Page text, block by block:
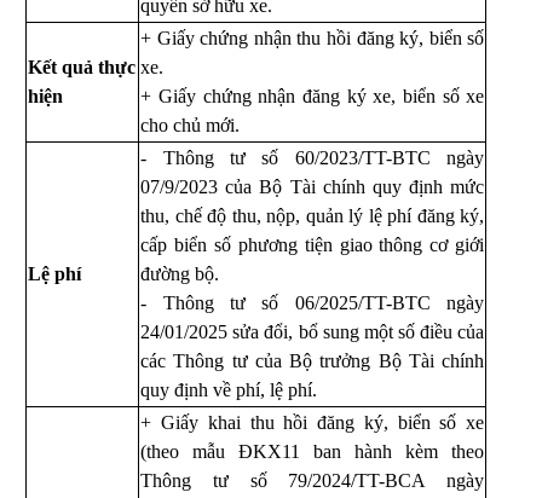
quyền sở hữu xe.
Kết quả thực
hiện
+ Giấy chứng nhận thu hồi đăng ký, biển số
xe.
+ Giấy chứng nhận đăng ký xe, biển số xe
cho chủ mới.
Lệ phí
- Thông tư số 60/2023/TT-BTC ngày
07/9/2023 của Bộ Tài chính quy định mức
thu, chế độ thu, nộp, quản lý lệ phí đăng ký,
cấp biển số phương tiện giao thông cơ giới
đường bộ.
- Thông tư số 06/2025/TT-BTC ngày
24/01/2025 sửa đổi, bổ sung một số điều của
các Thông tư của Bộ trưởng Bộ Tài chính
quy định về phí, lệ phí.
+ Giấy khai thu hồi đăng ký, biển số xe
(theo mẫu ĐKX11 ban hành kèm theo
Thông tư số 79/2024/TT-BCA ngày